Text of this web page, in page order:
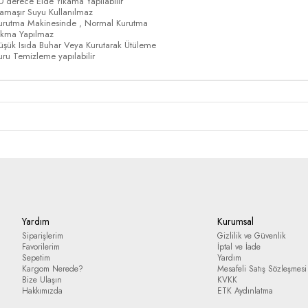
Suyu Kullanılmaz
Makinesinde , Normal Kurutma
Yapılmaz
Isıda Buhar Veya Kurutarak Ütüleme
Temizleme yapılabilir
Yardım
Siparişlerim
Favorilerim
Sepetim
Kargom Nerede?
Bize Ulaşın
Hakkımızda
Kurumsal
Gizlilik ve Güvenlik
İptal ve İade
Yardım
Mesafeli Satış Sözleşmesi
KVKK
ETK Aydınlatma